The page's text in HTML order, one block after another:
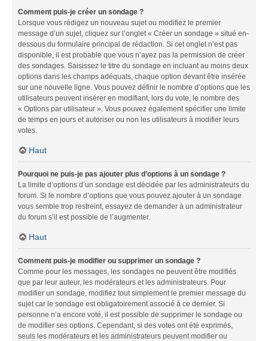
Comment puis-je créer un sondage ?
Lorsque vous rédigez un nouveau sujet ou modifiez le premier
message d’un sujet, cliquez sur l’onglet « Créer un sondage » situé en-
dessous du formulaire principal de rédaction. Si cet onglet n’est pas
disponible, il est probable que vous n’ayez pas la permission de créer
des sondages. Saisissez le titre du sondage en incluant au moins deux
options dans les champs adéquats, chaque option devant être insérée
sur une nouvelle ligne. Vous pouvez définir le nombre d’options que les
utilisateurs peuvent insérer en modifiant, lors du vote, le nombre des
« Options par utilisateur ». Vous pouvez également spécifier une limite
de temps en jours et autoriser ou non les utilisateurs à modifier leurs
votes.
Haut
Pourquoi ne puis-je pas ajouter plus d’options à un sondage ?
La limite d’options d’un sondage est décidée par les administrateurs du
forum. Si le nombre d’options que vous pouvez ajouter à un sondage
vous semble trop restreint, essayez de demander à un administrateur
du forum s’il est possible de l’augmenter.
Haut
Comment puis-je modifier ou supprimer un sondage ?
Comme pour les messages, les sondages ne peuvent être modifiés
que par leur auteur, les modérateurs et les administrateurs. Pour
modifier un sondage, modifiez tout simplement le premier message du
sujet car le sondage est obligatoirement associé à ce dernier. Si
personne n’a encore voté, il est possible de supprimer le sondage ou
de modifier ses options. Cependant, si des votes ont été exprimés,
seuls les modérateurs et les administrateurs peuvent modifier ou